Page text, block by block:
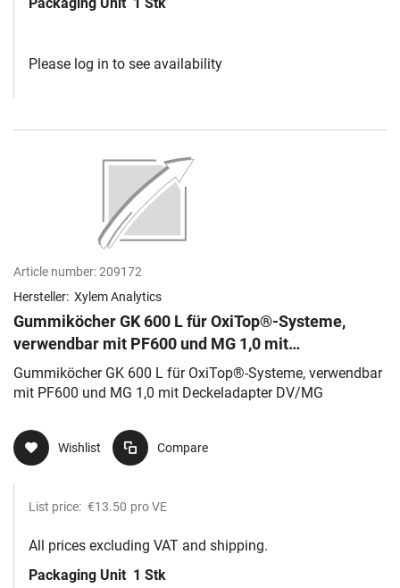
Please log in to see availability
Article number:209172
Hersteller: Xylem Analytics
Gummiköcher GK 600 L für OxiTop®-Systeme,
verwendbar mit PF600 und MG 1,0 mit
Deckeladapter DV/MG
Gummiköcher GK 600 L für OxiTop®-Systeme, verwendbar
mit PF600 und MG 1,0 mit Deckeladapter DV/MG
Wishlist Compare
List price: €13.50 pro VE
All prices excluding VAT and shipping.
Packaging Unit 1 Stk